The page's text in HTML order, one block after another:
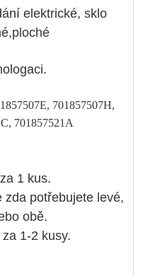
elektrické, sklo
701857507H,
701857521A
1 kus.
zda potřebujete levé,
obě.
1-2 kusy.